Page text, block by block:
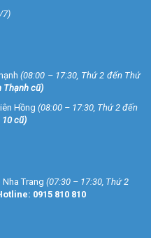
7)
(08:00 – 17:30, Thứ 2 đến Thứ
Thạnh cũ)
Hồng (08:00 – 17:30, Thứ 2 đến
10 cũ)
Trang (07:30 – 17:30, Thứ 2
0915 810 810